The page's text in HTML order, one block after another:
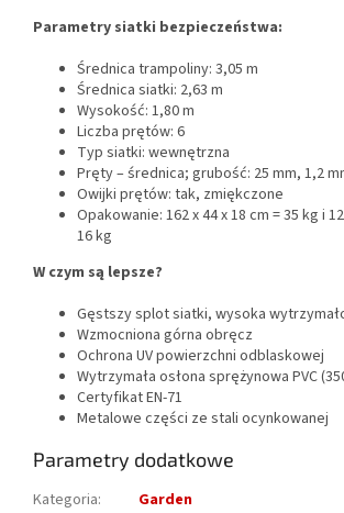
Parametry siatki bezpieczeństwa:
Średnica trampoliny: 3,05 m
Średnica siatki: 2,63 m
Wysokość: 1,80 m
Liczba prętów: 6
Typ siatki: wewnętrzna
Pręty – średnica; grubość: 25 mm, 1,2
Owijki prętów: tak, zmiękczone
Opakowanie: 162 x 44 x 18 cm = 35 kg i
16 kg
W czym są lepsze?
Gęstszy splot siatki, wysoka
Wzmocniona górna obręcz
Ochrona UV powierzchni odblaskowej
Wytrzymała osłona sprężynowa PVC
Certyfikat EN-71
Metalowe części ze stali ocynkowanej
Parametry dodatkowe
Kategoria:
Garden